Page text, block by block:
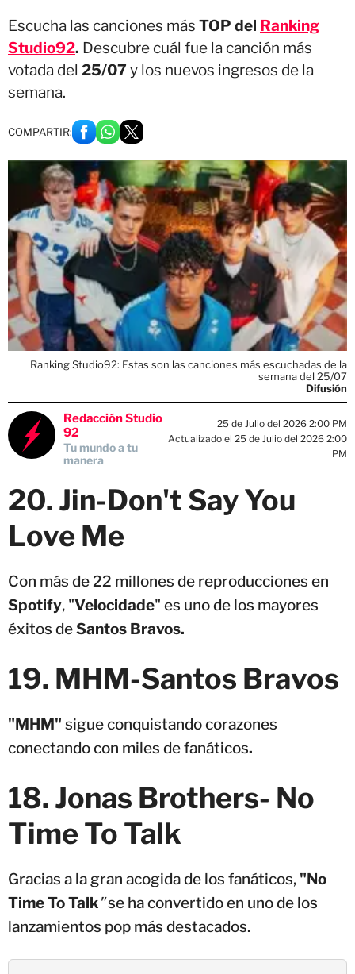
Escucha las canciones más TOP del Ranking
Studio92. Descubre cuál fue la canción más
votada del 25/07 y los nuevos ingresos de la
semana.
COMPARTIR:
Ranking Studio92: Estas son las canciones más escuchadas de la
semana del 25/07
Difusión
Redacción Studio
92
Tu mundo a tu
manera
25 de Julio del 2026 2:00 PM
Actualizado el 25 de Julio del 2026 2:00
PM
20. Jin-Don't Say You
Love Me
Con más de 22 millones de reproducciones en
Spotify, "Velocidade" es uno de los mayores
éxitos deSantos Bravos.
19. MHM-Santos Bravos
"MHM" sigue conquistando corazones
conectando con miles de fanáticos.
18. Jonas Brothers- No
Time To Talk
Gracias a la gran acogida de los fanáticos, "No
Time To Talk"se ha convertido en uno de los
lanzamientos pop más destacados.